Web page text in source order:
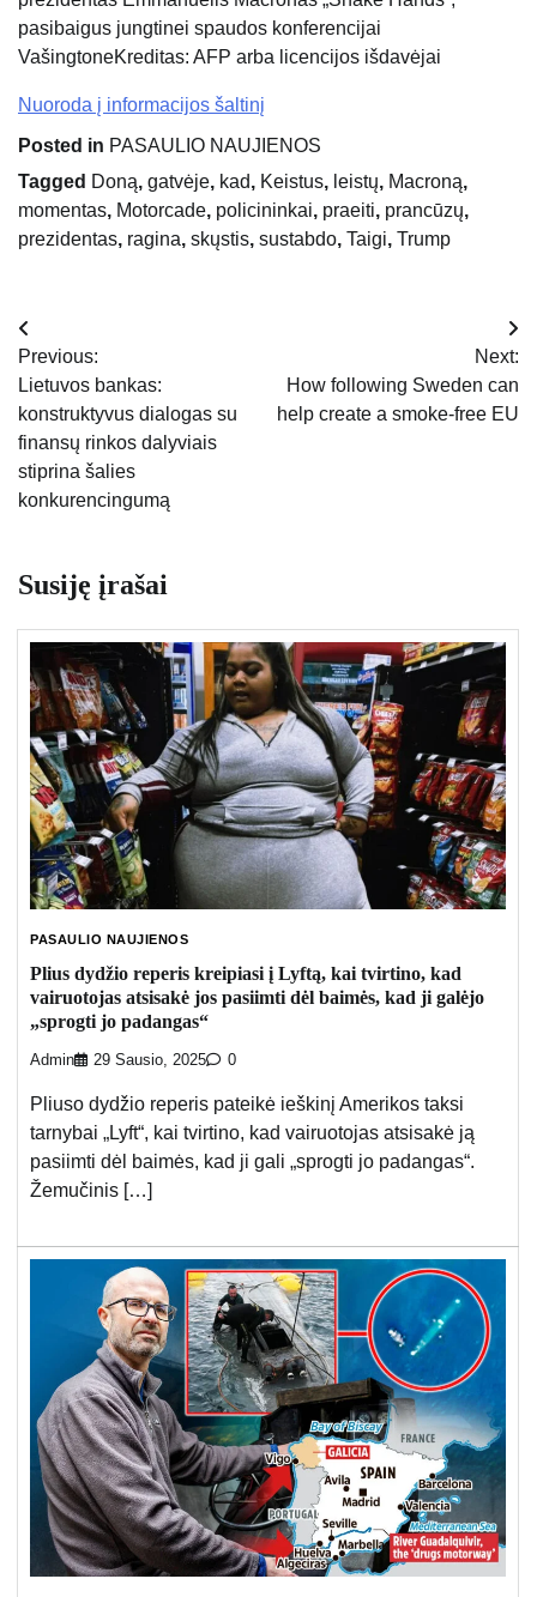
pasibaigus jungtinei spaudos konferencijai
VašingtoneKreditas: AFP arba licencijos išdavėjai
Nuoroda į informacijos šaltinį
Posted in PASAULIO NAUJIENOS
Tagged Doną, gatvėje, kad, Keistus, leistų, Macroną,
momentas, Motorcade, policininkai, praeiti, prancūzų,
prezidentas, ragina, skųstis, sustabdo, Taigi, Trump
Navigacija
tarp
įrašų
Previous:
Lietuvos bankas:
konstruktyvus dialogas su
finansų rinkos dalyviais
stiprina šalies
konkurencingumą
Next:
How following Sweden can
help create a smoke-free EU
Susiję įrašai
PASAULIO NAUJIENOS
Plius dydžio reperis kreipiasi į Lyftą, kai tvirtino, kad
vairuotojas atsisakė jos pasiimti dėl baimės, kad ji galėjo
„sprogti jo padangas“
Admin 29 Sausio, 2025 0
Pliuso dydžio reperis pateikė ieškinį Amerikos taksi
tarnybai „Lyft“, kai tvirtino, kad vairuotojas atsisakė ją
pasiimti dėl baimės, kad ji gali „sprogti jo padangas“.
Žemučinis […]